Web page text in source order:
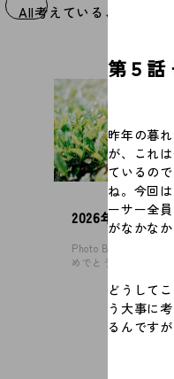
Works
Inc. All Rights Reserved.
All考えていること
2026年、年頭に
Photo By 神谷諒 あ
めでとうございます
#考えている
第５話
昨年の暮
が、これ
ているの
ね。今回
ーサー全
がなかな
どうして
う大事に
るんです